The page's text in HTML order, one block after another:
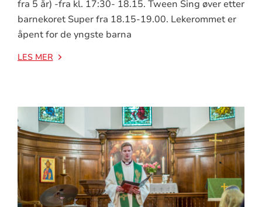
fra 5 år) -fra kl. 17:30- 18.15. Tween Sing øver etter
barnekoret Super fra 18.15-19.00. Lekerommet er
åpent for de yngste barna
LES MER